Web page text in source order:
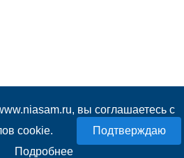
вы соглашаетесь с
cookie.
Подробнее